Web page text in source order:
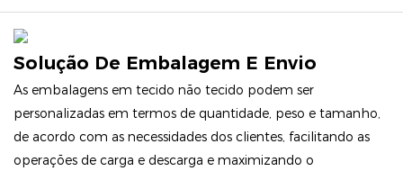
Solução De Embalagem E Envio
As embalagens em tecido não tecido podem ser
personalizadas em termos de quantidade, peso e tamanho,
de acordo com as necessidades dos clientes, facilitando as
operações de carga e descarga e maximizando o